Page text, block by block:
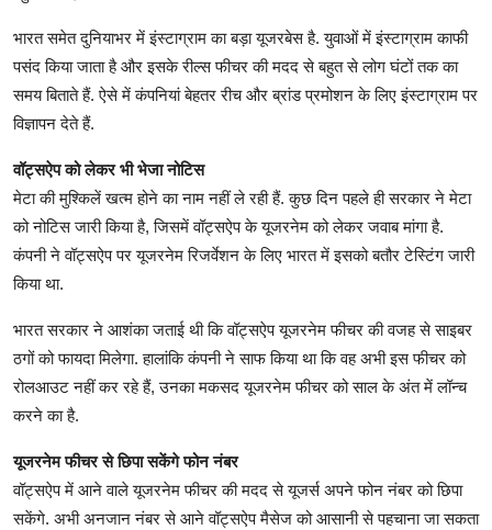
भारत समेत दुनियाभर में इंस्टाग्राम का बड़ा यूजरबेस है. युवाओं में इंस्टाग्राम काफी
पसंद किया जाता है और इसके रील्स फीचर की मदद से बहुत से लोग घंटों तक का
समय बिताते हैं. ऐसे में कंपनियां बेहतर रीच और ब्रांड प्रमोशन के लिए इंस्टाग्राम पर
विज्ञापन देते हैं.
वॉट्सऐप को लेकर भी भेजा नोटिस
मेटा की मुश्किलें खत्म होने का नाम नहीं ले रही हैं. कुछ दिन पहले ही सरकार ने मेटा
को नोटिस जारी किया है, जिसमें वॉट्सऐप के यूजरनेम को लेकर जवाब मांगा है.
कंपनी ने वॉट्सऐप पर यूजरनेम रिजर्वेशन के लिए भारत में इसको बतौर टेस्टिंग जारी
किया था.
भारत सरकार ने आशंका जताई थी कि वॉट्सऐप यूजरनेम फीचर की वजह से साइबर
ठगों को फायदा मिलेगा. हालांकि कंपनी ने साफ किया था कि वह अभी इस फीचर को
रोलआउट नहीं कर रहे हैं, उनका मकसद यूजरनेम फीचर को साल के अंत में लॉन्च
करने का है.
यूजरनेम फीचर से छिपा सकेंगे फोन नंबर
वॉट्सऐप में आने वाले यूजरनेम फीचर की मदद से यूजर्स अपने फोन नंबर को छिपा
सकेंगे. अभी अनजान नंबर से आने वॉट्सऐप मैसेज को आसानी से पहचाना जा सकता